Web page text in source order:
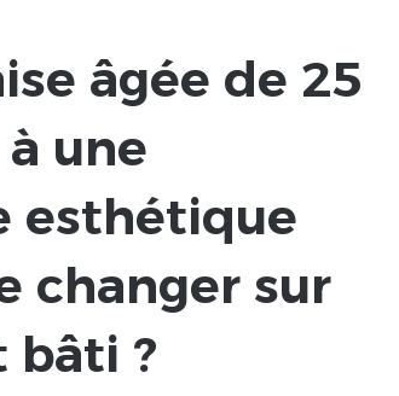
âgée de 25
une
esthétique
changer sur
bâti ?